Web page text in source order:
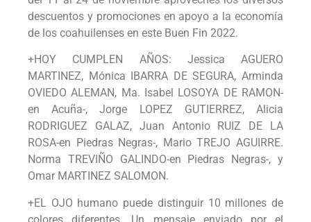
descuentos y promociones en apoyo a la economía
de los coahuilenses en este Buen Fin 2022.
+HOY CUMPLEN AÑOS: Jessica AGUERO
MARTINEZ, Mónica IBARRA DE SEGURA, Arminda
OVIEDO ALEMAN, Ma. Isabel LOSOYA DE RAMON-
en Acuña-, Jorge LOPEZ GUTIERREZ, Alicia
RODRIGUEZ GALAZ, Juan Antonio RUIZ DE LA
ROSA-en Piedras Negras-, Mario TREJO AGUIRRE.
Norma TREVIÑO GALINDO-en Piedras Negras-, y
Omar MARTINEZ SALOMON.
+EL OJO humano puede distinguir 10 millones de